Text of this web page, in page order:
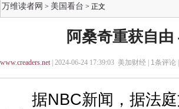
万维读者网 > 美国看台 > 正文
阿桑奇重获自
www.creaders.net| 2024-06-24 17:39:03 美加财经 | 1条评论 |
据NBC新闻，据法庭